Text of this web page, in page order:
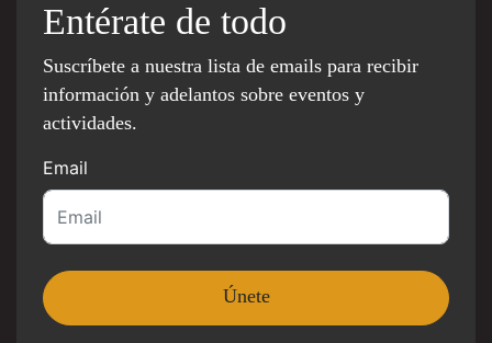
Entérate de todo
Suscríbete a nuestra lista de emails para recibir
información y adelantos sobre eventos y
actividades.
Email